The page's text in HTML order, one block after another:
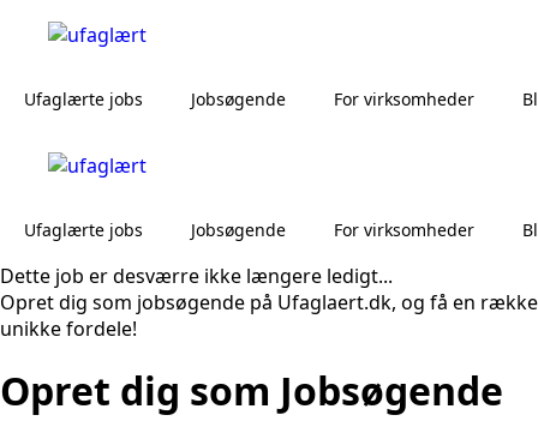
Ufaglærte jobs Jobsøgende For virksomheder
Ufaglærte jobs Jobsøgende For virksomheder
Dette job er desværre ikke længere ledigt...
Opret dig som jobsøgende på Ufaglaert.dk, og få en række
unikke fordele!
Opret dig som Jobsøgende